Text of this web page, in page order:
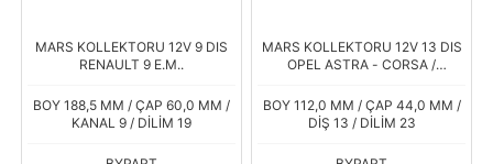
MARS KOLLEKTORU 12V 9 DIS
RENAULT 9 E.M..
BOY 188,5 MM / ÇAP 60,0 MM /
KANAL 9 / DİLİM 19
MARS KOLLEKTORU 12V 13 DIS
OPEL ASTRA - CORSA /
BOY 112,0 MM / ÇAP 44,0 MM /
DİŞ 13 / DİLİM 23